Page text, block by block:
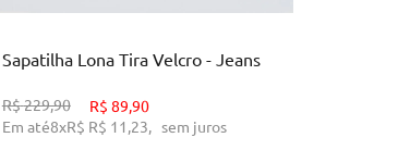
Sapatilha Lona Tira Velcro - Jeans
R$229,90 R$ 89,90
Em até8xR$ R$ 11,23, sem juros